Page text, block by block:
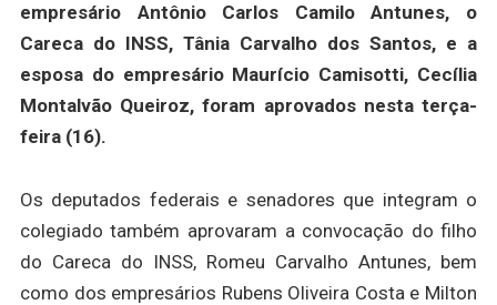
empresário Antônio Carlos Camilo Antunes, o
Careca do INSS, Tânia Carvalho dos Santos, e a
esposa do empresário Maurício Camisotti, Cecília
Montalvão Queiroz, foram aprovados nesta terça-
feira (16).
Os deputados federais e senadores que integram o
colegiado também aprovaram a convocação do filho
do Careca do INSS, Romeu Carvalho Antunes, bem
como dos empresários Rubens Oliveira Costa e Milton